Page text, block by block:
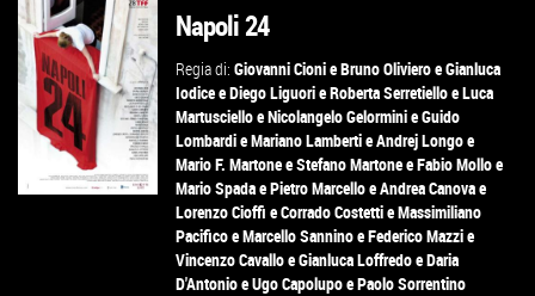
VAI ALLA SCHEDA Napoli 24
Regia di:Giovanni CionieBruno OlivieroeGianluca
IodiceeDiego LiguorieRoberta SerretielloeLuca
MartuscielloeNicolangelo GelorminieGuido
LombardieMariano LambertieAndrej Longoe
Mario F. MartoneeStefano MartoneeFabio Molloe
Mario SpadaePietro MarcelloeAndrea Canovae
Lorenzo Cioffi eCorrado CostettieMassimiliano
PacificoeMarcello SanninoeFederico Mazzie
Vincenzo CavalloeGianluca LoffredoeDaria
D'AntonioeUgo CapolupoePaolo Sorrentino